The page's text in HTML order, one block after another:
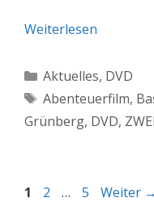
Weiterlesen
Kategorien
Aktuelles, DVD
Schlagwörter
Abenteuerfilm,
Grünberg, DVD,
Seite
1 Seite
2 … Seite
5 Weiter →